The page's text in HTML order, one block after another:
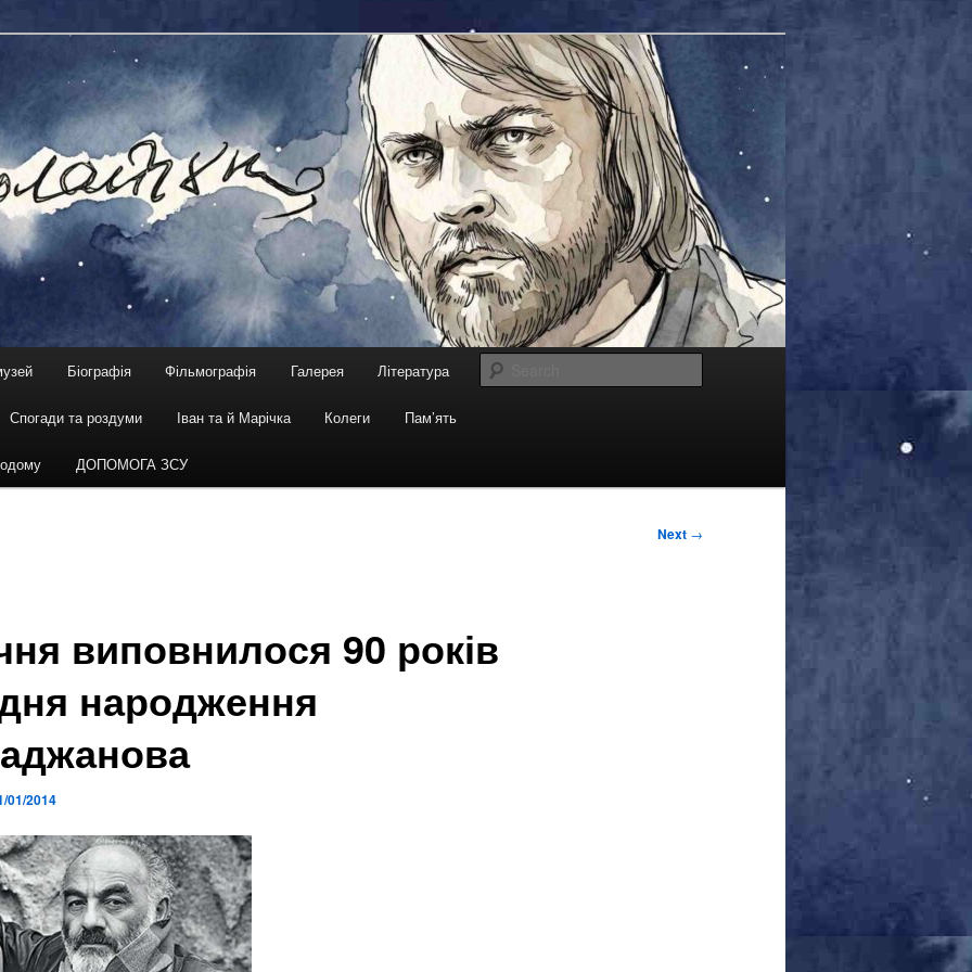
Віртуальний музей
сценарист
Біографія Фільмографія Галерея Література
Спогади та роздуми Іван та й Марічка Колеги Пам’ять
ДОПОМОГА ЗСУ
Next →
виповнилося 90 років
народження
01/2014